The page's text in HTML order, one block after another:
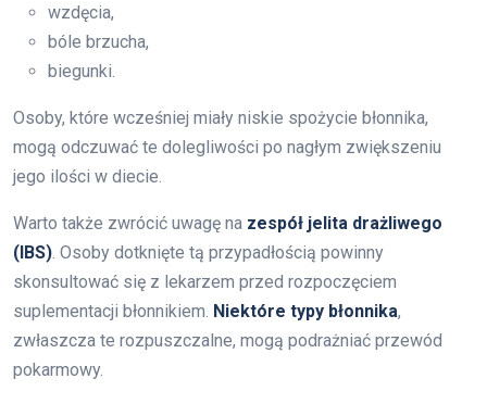
wzdęcia,
bóle brzucha,
biegunki.
Osoby, które wcześniej miały niskie spożycie błonnika,
mogą odczuwać te dolegliwości po nagłym zwiększeniu
jego ilości w diecie.
Warto także zwrócić uwagę na zespół jelita drażliwego
(IBS). Osoby dotknięte tą przypadłością powinny
skonsultować się z lekarzem przed rozpoczęciem
suplementacji błonnikiem. Niektóre typy błonnika,
zwłaszcza te rozpuszczalne, mogą podrażniać przewód
pokarmowy.